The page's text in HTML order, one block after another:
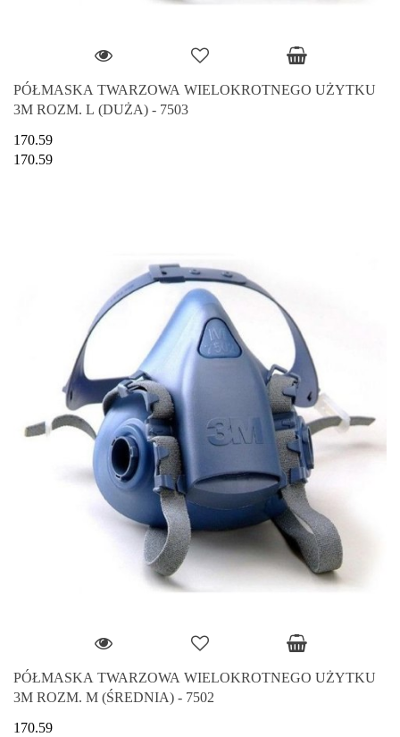
PÓŁMASKA TWARZOWA WIELOKROTNEGO UŻYTKU
3M ROZM. L (DUŻA) - 7503
170.59
170.59
PÓŁMASKA TWARZOWA WIELOKROTNEGO UŻYTKU
3M ROZM. M (ŚREDNIA) - 7502
170.59